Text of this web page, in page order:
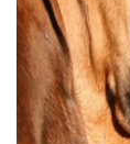
10
8,2026